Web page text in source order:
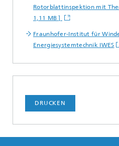
Rotorblattinspektion mit
1,11 MB ]
Fraunhofer-Institut für
Energiesystemtechnik IWES
DRUCKEN